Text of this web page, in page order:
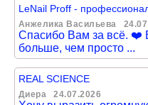
LeNail Proff -
Анжелика Васильева
Спасибо Вам за всё. ❤️
больше, чем просто ...
REAL SCIENCE
Диера 24.07.2026